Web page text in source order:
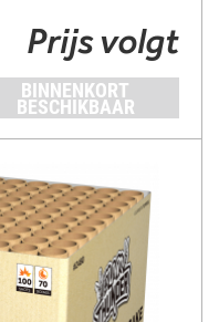
Prijs volgt
BINNENKORT
BESCHIKBAAR